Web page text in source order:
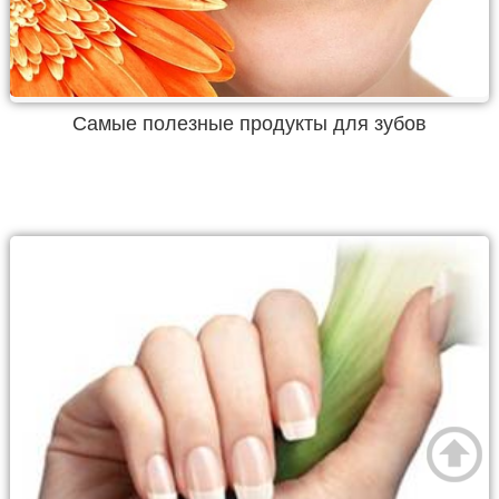
Самые полезные продукты для зубов